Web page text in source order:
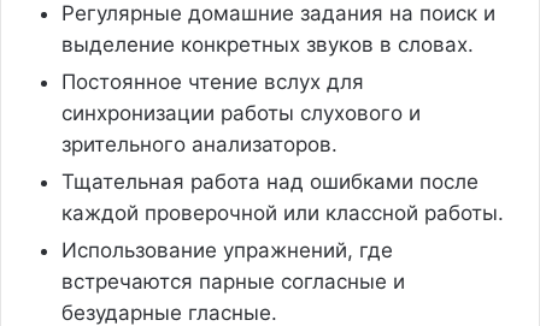
Регулярные домашние задания на поиск и
выделение конкретных звуков в словах.
Постоянное чтение вслух для
синхронизации работы слухового и
зрительного анализаторов.
Тщательная работа над ошибками после
каждой проверочной или классной работы.
Использование упражнений, где
встречаются парные согласные и
безударные гласные.